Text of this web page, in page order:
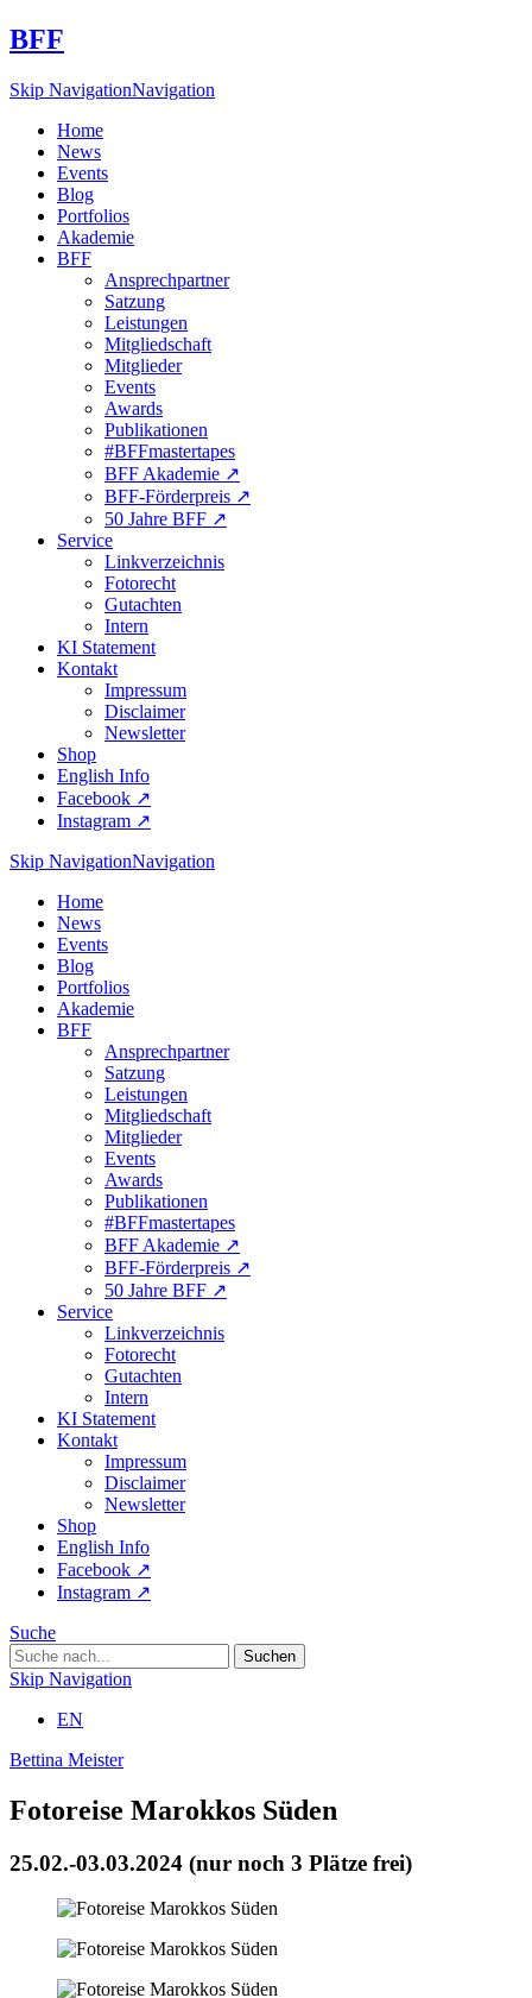
BFF
Skip NavigationNavigation
Home
News
Events
Blog
Portfolios
Akademie
BFF
Ansprechpartner
Satzung
Leistungen
Mitgliedschaft
Mitglieder
Events
Awards
Publikationen
#BFFmastertapes
BFF Akademie ↗︎
BFF-Förderpreis ↗︎
50 Jahre BFF ↗︎
Service
Linkverzeichnis
Fotorecht
Gutachten
Intern
KI Statement
Kontakt
Impressum
Disclaimer
Newsletter
Shop
English Info
Facebook ↗︎
Instagram ↗︎
Skip NavigationNavigation
Home
News
Events
Blog
Portfolios
Akademie
BFF
Ansprechpartner
Satzung
Leistungen
Mitgliedschaft
Mitglieder
Events
Awards
Publikationen
#BFFmastertapes
BFF Akademie ↗︎
BFF-Förderpreis ↗︎
50 Jahre BFF ↗︎
Service
Linkverzeichnis
Fotorecht
Gutachten
Intern
KI Statement
Kontakt
Impressum
Disclaimer
Newsletter
Shop
English Info
Facebook ↗︎
Instagram ↗︎
Suche
Skip Navigation
EN
Bettina Meister
Fotoreise Marokkos Süden
25.02.-03.03.2024 (nur noch 3 Plätze frei)